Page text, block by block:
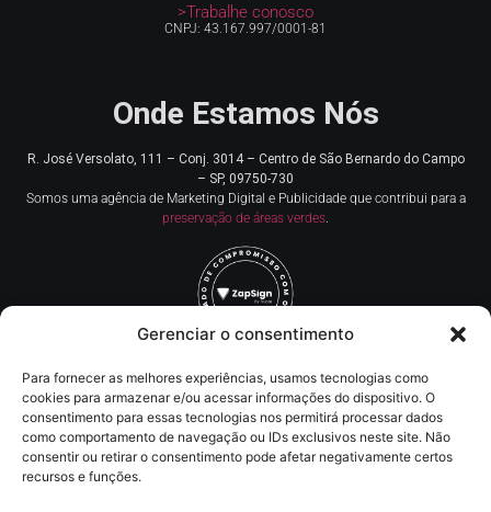
Gerenciar o consentimento
Para fornecer as melhores experiências, usamos tecnologias como
cookies para armazenar e/ou acessar informações do dispositivo. O
consentimento para essas tecnologias nos permitirá processar dados
como comportamento de navegação ou IDs exclusivos neste site. Não
consentir ou retirar o consentimento pode afetar negativamente certos
recursos e funções.
>Trabalhe conosco
CNPJ: 43.167.997/0001-81
Onde Estamos Nós
R. José Versolato, 111 – Conj. 3014 – Centro de São Bernardo do Campo
– SP, 09750-730
Somos uma agência de Marketing Digital e Publicidade que contribui para a
preservação de áreas verdes.
Redes Sociais
Contato